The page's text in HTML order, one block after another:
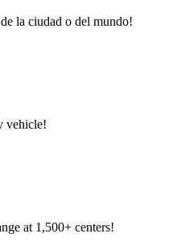
la ciudad o del mundo!
vehicle!
at 1,500+ centers!